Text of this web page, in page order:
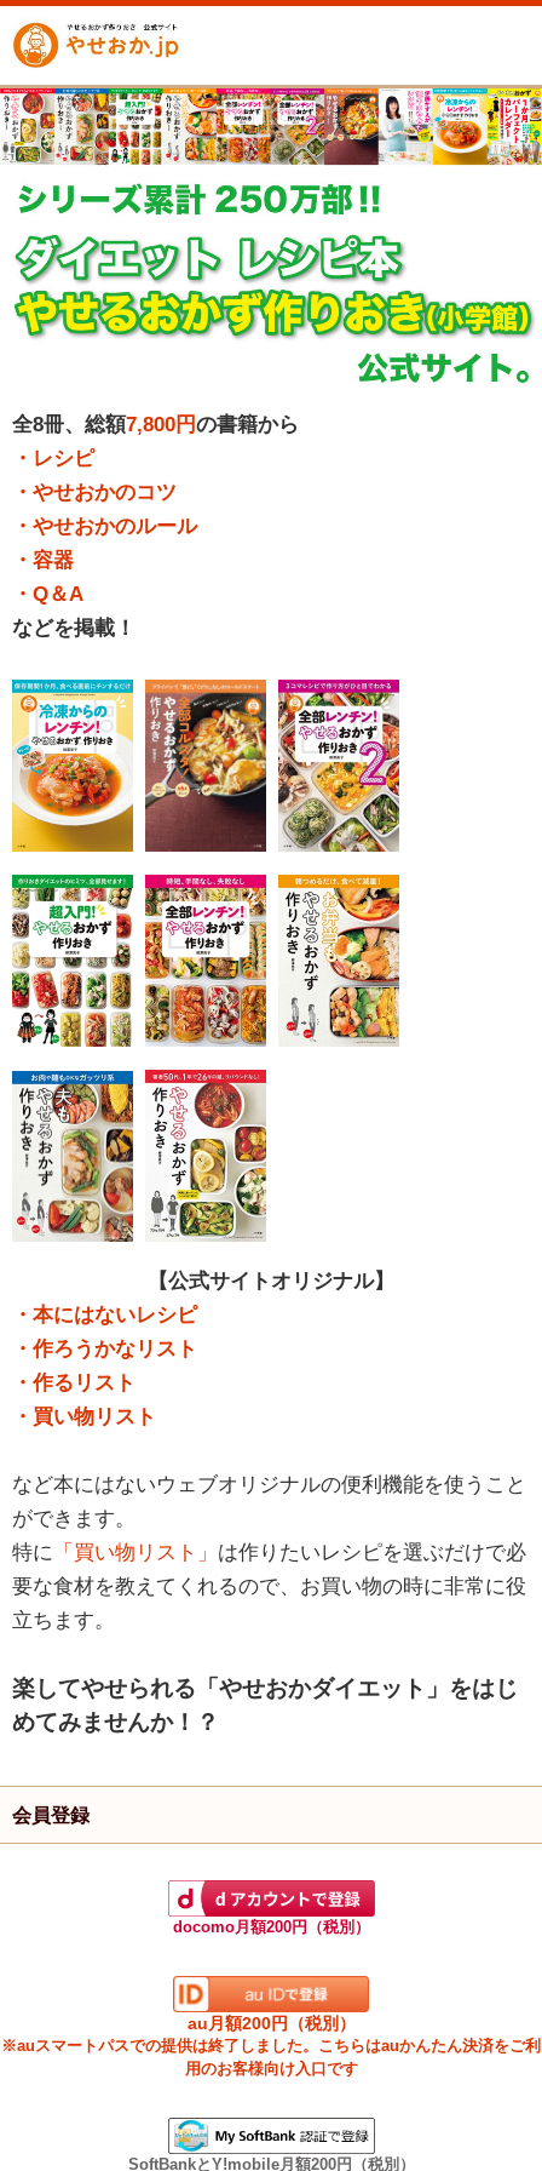
全8冊、総額7,800円の書籍から
・レシピ
・やせおかのコツ
・やせおかのルール
・容器
・Q＆A
などを掲載！
【公式サイトオリジナル】
・本にはないレシピ
・作ろうかなリスト
・作るリスト
・買い物リスト
など本にはないウェブオリジナルの便利機能を使うこと
ができます。
特に 「買い物リスト」 は作りたいレシピを選ぶだけで必
要な食材を教えてくれるので、お買い物の時に非常に役
立ちます。
楽してやせられる「やせおかダイエット」をはじ
めてみませんか！？
会員登録
docomo月額200円（税別）
au月額200円（税別）
※auスマートパスでの提供は終了しました。こちらはauかんたん決済をご利
用のお客様向け入口です
SoftBankとY!mobile月額200円（税別）